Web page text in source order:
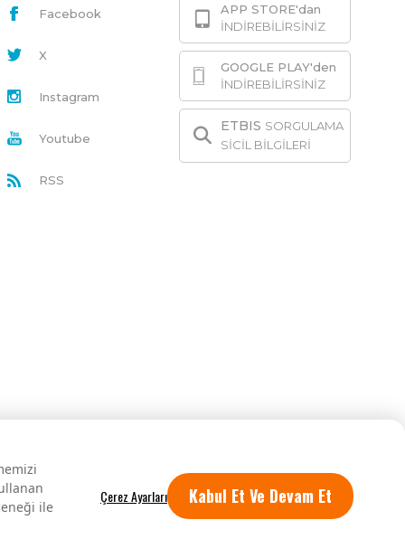
ile
Kabul Et Ve Devam Et
Facebook
X
Instagram
Youtube
RSS
APP STORE'dan
İNDİREBİLİRSİNİZ
GOOGLE PLAY'den
İNDİREBİLİRSİNİZ
ETBIS SORGULAMA
SİCİL BİLGİLERİ
Tüm hakları saklıdır.